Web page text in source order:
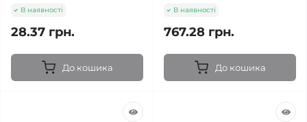
В наявності
28.37 грн.
До кошика
В наявності
767.28 грн.
До кошика